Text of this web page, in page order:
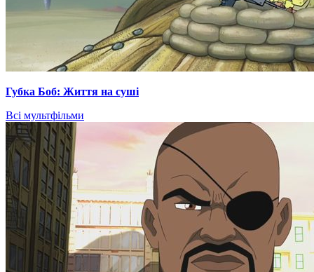
Губка Боб: Життя на суші
Всі мультфільми